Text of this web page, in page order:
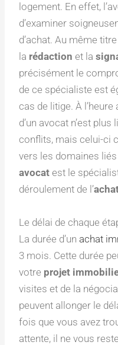
logement. En effet,
d’examiner
d’achat. Au même
la rédaction et la
précisément le
de ce spécialiste est
cas de litige. À
d’un avocat n’est
conflits, mais celui-ci
vers les domaines
avocatest le
déroulement de l’
Le délai de chaque
La durée d’unachat
3 mois. Cette durée
votre projet
visites et de la
peuvent allonger le
fois que vous avez
attente, il ne vous